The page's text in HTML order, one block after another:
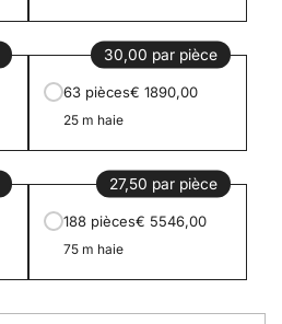
30,00 par pièce
63 pièces€ 1890,00
25 m haie
27,50 par pièce
188 pièces€ 5546,00
75 m haie